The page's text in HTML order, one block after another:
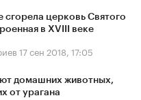
сгорела церковь Святого
в XVIII веке
17 сен 2018, 17:05
домашних животных,
от урагана